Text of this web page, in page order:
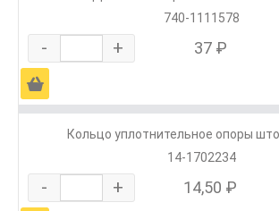
740-1111578
- + 37 ₽
Ä
Кольцо уплотнительное опоры
14-1702234
- + 14,50 ₽